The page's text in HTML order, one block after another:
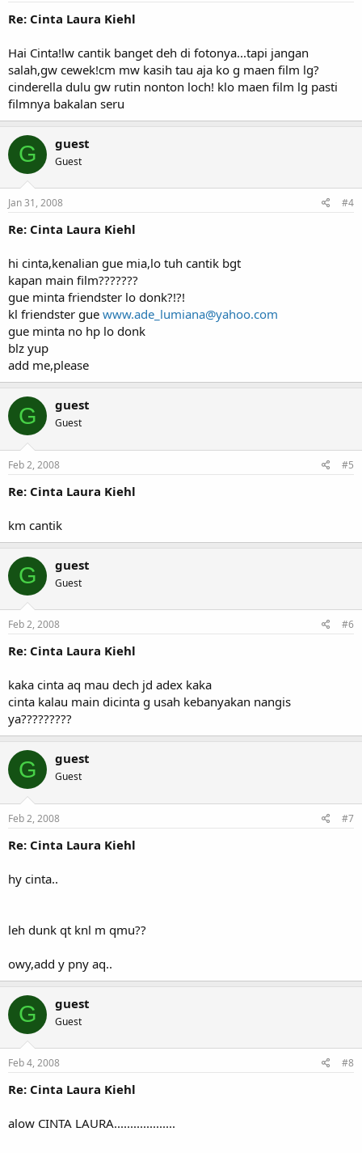
Re: Cinta Laura Kiehl
Hai Cinta!lw cantik banget deh di fotonya...tapi jangan
salah,gw cewek!cm mw kasih tau aja ko g maen film lg?
cinderella dulu gw rutin nonton loch! klo maen film lg pasti
filmnya bakalan seru
G guest
Guest
Jan 31, 2008 #4
Re: Cinta Laura Kiehl
hi cinta,kenalian gue mia,lo tuh cantik bgt
kapan main film???????
gue minta friendster lo donk?!?!
kl friendster gue www.ade_lumiana@yahoo.com
gue minta no hp lo donk
blz yup
add me,please
G guest
Guest
Feb 2, 2008 #5
Re: Cinta Laura Kiehl
km cantik
G guest
Guest
Feb 2, 2008 #6
Re: Cinta Laura Kiehl
kaka cinta aq mau dech jd adex kaka
cinta kalau main dicinta g usah kebanyakan nangis
ya?????????
G guest
Guest
Feb 2, 2008 #7
Re: Cinta Laura Kiehl
hy cinta..
leh dunk qt knl m qmu??
owy,add y pny aq..
G guest
Guest
Feb 4, 2008 #8
Re: Cinta Laura Kiehl
alow CINTA LAURA...................